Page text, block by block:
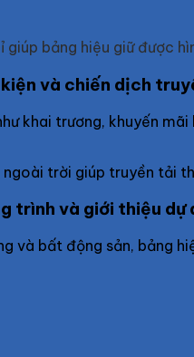
giúp bảng hiệu giữ được
kiện và chiến dịch
khai trương, khuyến
trời giúp truyền tải
trình và giới thiệu dự
và bất động sản, bảng